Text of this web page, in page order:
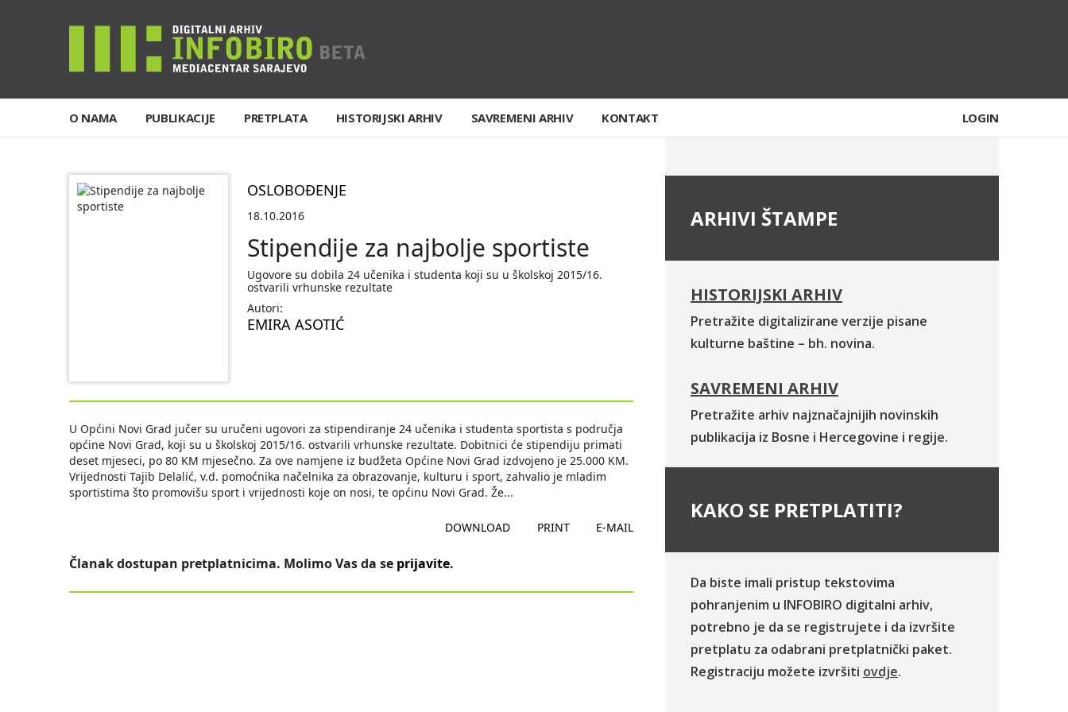
O NAMA PUBLIKACIJE PRETPLATA HISTORIJSKI ARHIV SAVREMENI ARHIV KONTAKT LOGIN
OSLOBOĐENJE
18.10.2016
Stipendije za najbolje sportiste
Ugovore su dobila 24 učenika i studenta koji su u školskoj 2015/16.
ostvarili vrhunske rezultate
Autori:
EMIRA ASOTIĆ
U Općini Novi Grad jučer su uručeni ugovori za stipendiranje 24 učenika i studenta sportista s područja
općine Novi Grad, koji su u školskoj 2015/16. ostvarili vrhunske rezultate. Dobitnici će stipendiju primati
deset mjeseci, po 80 KM mjesečno. Za ove namjene iz budžeta Općine Novi Grad izdvojeno je 25.000 KM.
Vrijednosti Tajib Delalić, v.d. pomoćnika načelnika za obrazovanje, kulturu i sport, zahvalio je mladim
sportistima što promovišu sport i vrijednosti koje on nosi, te općinu Novi Grad. Že...
DOWNLOAD PRINT E-MAIL
Članak dostupan pretplatnicima. Molimo Vas da se prijavite.
ARHIVI ŠTAMPE
HISTORIJSKI ARHIV
Pretražite digitalizirane verzije pisane
kulturne baštine – bh. novina.
SAVREMENI ARHIV
Pretražite arhiv najznačajnijih novinskih
publikacija iz Bosne i Hercegovine i regije.
KAKO SE PRETPLATITI?
Da biste imali pristup tekstovima
pohranjenim u INFOBIRO digitalni arhiv,
potrebno je da se registrujete i da izvršite
pretplatu za odabrani pretplatnički paket.
Registraciju možete izvršiti ovdje.